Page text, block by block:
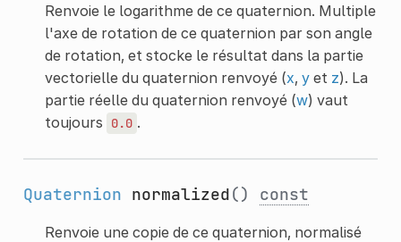
Renvoie le logarithme de ce quaternion. Multiple
l'axe de rotation de ce quaternion par son angle
de rotation, et stocke le résultat dans la partie
vectorielle du quaternion renvoyé (x, yet z). La
partie réelle du quaternion renvoyé (w) vaut
toujours
0.0 .
Quaternion normalized() const
Renvoie une copie de ce quaternion, normalisé